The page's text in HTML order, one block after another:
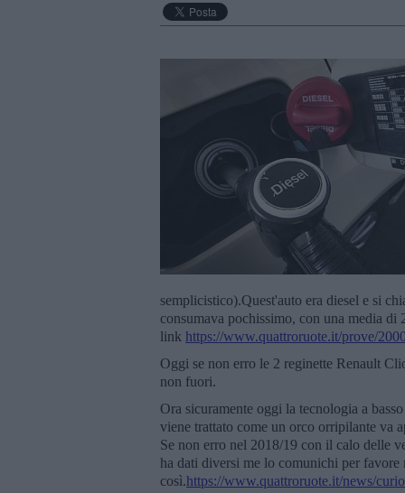
semplicistico).Quest'auto era diesel e si
consumava pochissimo, con una media di
link https://www.quattroruote.it/prove/
Oggi se non erro le 2 reginette Renault
non fuori.
Ora sicuramente oggi la tecnologia a
viene trattato come un orco orripilante va
Se non erro nel 2018/19 con il calo delle
ha dati diversi me lo comunichi per favore
così.https://www.quattroruote.it/news/